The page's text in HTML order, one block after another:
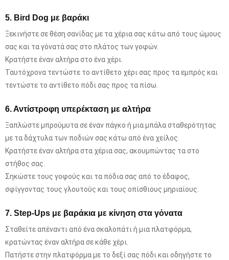
5. Bird Dog με βαράκι
Ξεκινήστε σε θέση σανίδας με τα χέρια σας κάτω από τους ώμους
σας και τα γόνατά σας στο πλάτος των γοφών.
Κρατήστε έναν αλτήρα στο ένα χέρι.
Ταυτόχρονα τεντώστε το αντίθετο χέρι σας προς τα εμπρός και
τεντώστε το αντίθετο πόδι σας προς τα πίσω.
6. Αντίστροφη υπερέκταση με αλτήρα
Ξαπλώστε μπρούμυτα σε έναν πάγκο ή μια μπάλα σταθερότητας
με τα δάχτυλα των ποδιών σας κάτω από ένα χείλος.
Κρατήστε έναν αλτήρα στα χέρια σας, ακουμπώντας τα στο
στήθος σας.
Σηκώστε τους γοφούς και τα πόδια σας από το έδαφος,
σφίγγοντας τους γλουτούς και τους οπίσθιους μηριαίους.
7. Step-Ups με βαράκια με κίνηση στα γόνατα
Σταθείτε απέναντι από ένα σκαλοπάτι ή μια πλατφόρμα,
κρατώντας έναν αλτήρα σε κάθε χέρι.
Πατήστε στην πλατφόρμα με το δεξί σας πόδι και οδηγήστε το